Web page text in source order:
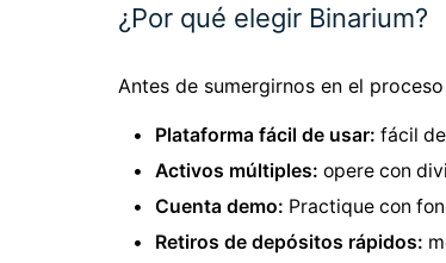
¿Por qué elegir Binarium?
Antes de sumergirnos en el
Plataforma fácil de usar: fácil
Activos múltiples: opere con
Cuenta demo: Practique con
Retiros de depósitos rápidos: